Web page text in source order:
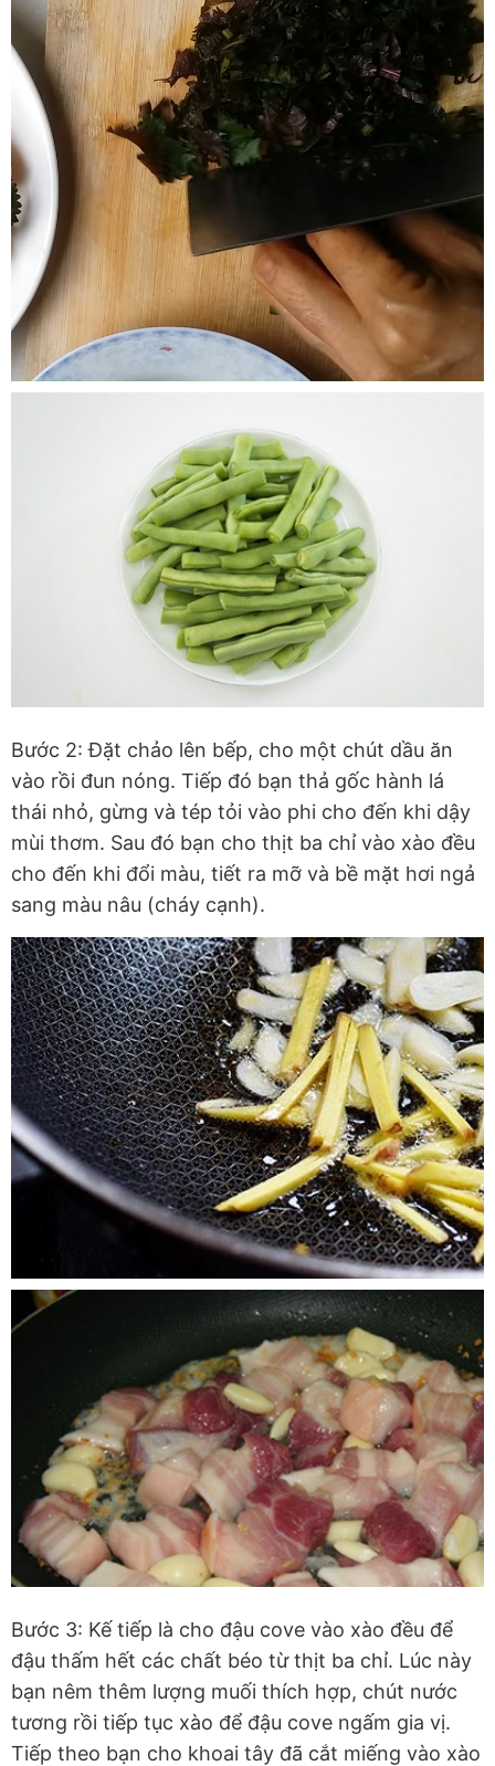
Bước 2: Đặt chảo lên bếp, cho một chút dầu ăn
vào rồi đun nóng. Tiếp đó bạn thả gốc hành lá
thái nhỏ, gừng và tép tỏi vào phi cho đến khi dậy
mùi thơm. Sau đó bạn cho thịt ba chỉ vào xào đều
cho đến khi đổi màu, tiết ra mỡ và bề mặt hơi ngả
sang màu nâu (cháy cạnh).
Bước 3: Kế tiếp là cho đậu cove vào xào đều để
đậu thấm hết các chất béo từ thịt ba chỉ. Lúc này
bạn nêm thêm lượng muối thích hợp, chút nước
tương rồi tiếp tục xào để đậu cove ngấm gia vị.
Tiếp theo bạn cho khoai tây đã cắt miếng vào xào